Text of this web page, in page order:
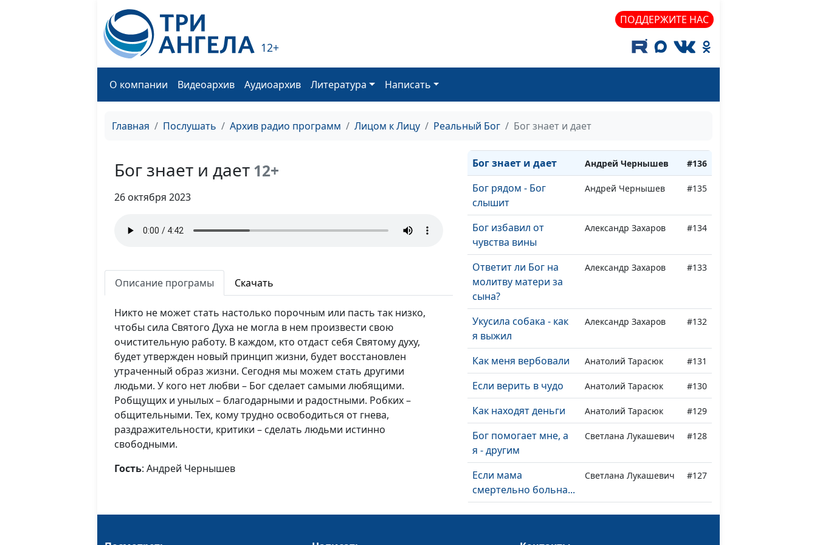
12+
ПОДДЕРЖИТЕ НАС
О компании Видеоархив Аудиоархив Литература Написать
Главная Послушать Архив радио программ Лицом к Лицу Реальный Бог Бог знает и дает
Бог знает и дает 12+
26 октября 2023
Описание програмы Скачать
Никто не может стать настолько порочным или пасть так низко,
чтобы сила Святого Духа не могла в нем произвести свою
очистительную работу. В каждом, кто отдаст себя Святому духу,
будет утвержден новый принцип жизни, будет восстановлен
утраченный образ жизни. Сегодня мы можем стать другими
людьми. У кого нет любви – Бог сделает самыми любящими.
Робщущих и унылых – благодарными и радостными. Робких –
общительными. Тех, кому трудно освободиться от гнева,
раздражительности, критики – сделать людьми истинно
свободными.
Гость: Андрей Чернышев
Богданенков,
Как вести себя в
Максим Каминский #138
Бог знает и дает Андрей Чернышев #136
Бог рядом - Бог
слышит
Андрей Чернышев #135
Бог избавил от
чувства вины
Александр Захаров #134
Ответит ли Бог на
молитву матери за
сына?
Александр Захаров #133
Укусила собака - как
я выжил
Александр Захаров #132
Как меня вербовали Анатолий Тарасюк #131
Если верить в чудо Анатолий Тарасюк #130
Как находят деньги Анатолий Тарасюк #129
Бог помогает мне, а
я - другим
Светлана Лукашевич #128
Если мама
смертельно больна...
Светлана Лукашевич #127
Это реально - снова
Светлана Лукашевич #126